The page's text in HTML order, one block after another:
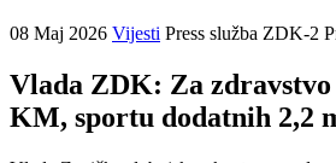
08 Maj 2026 Vijesti Press služba ZDK-2
Vlada ZDK: Za
KM, sportu dodatnih 2,2